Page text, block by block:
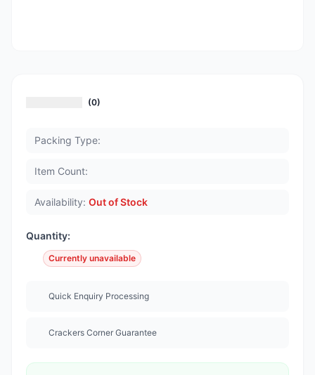
(0)
Packing Type:
Item Count:
Availability: Out of Stock
Quantity:
Currently unavailable
Quick Enquiry Processing
Crackers Corner Guarantee